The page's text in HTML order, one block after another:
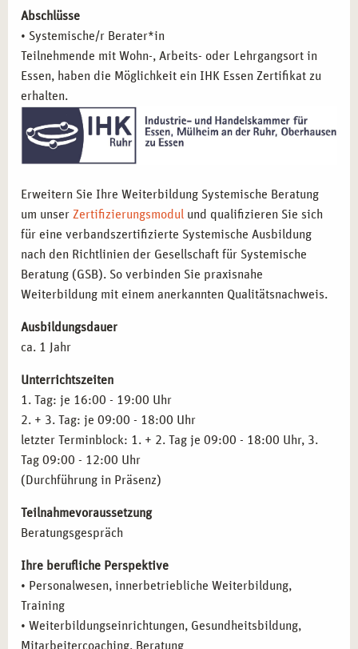
Visualisierung
Mediation
Besondere Arbeitsfelder und Methodenvertiefung:
Themen der Arbeitswelt
Supervision
Abschlüsse
• Systemische/r Berater*in
Teilnehmende mit Wohn-, Arbeits- oder Lehrgangsort in
Essen, haben die Möglichkeit ein IHK Essen Zertifikat zu
erhalten.
Erweitern Sie Ihre Weiterbildung Systemische Beratung
um unser Zertifizierungsmodul und qualifizieren Sie sich
für eine verbandszertifizierte Systemische Ausbildung
nach den Richtlinien der Gesellschaft für Systemische
Beratung (GSB). So verbinden Sie praxisnahe
Weiterbildung mit einem anerkannten Qualitätsnachweis.
Ausbildungsdauer
ca. 1 Jahr
Unterrichtszeiten
1. Tag: je 16:00 - 19:00 Uhr
2. + 3. Tag: je 09:00 - 18:00 Uhr
letzter Terminblock: 1. + 2. Tag je 09:00 - 18:00 Uhr, 3.
Tag 09:00 - 12:00 Uhr
(Durchführung in Präsenz)
Teilnahmevoraussetzung
Beratungsgespräch
Ihre berufliche Perspektive
• Personalwesen, innerbetriebliche Weiterbildung,
Training
• Weiterbildungseinrichtungen, Gesundheitsbildung,
Mitarbeitercoaching, Beratung